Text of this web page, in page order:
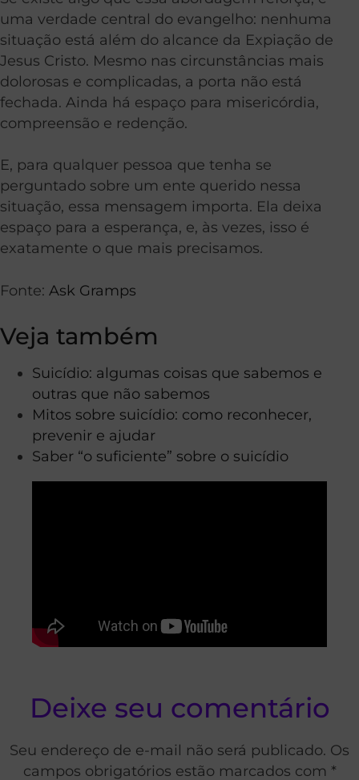
uma verdade central do evangelho: nenhuma
situação está além do alcance da Expiação de
Jesus Cristo. Mesmo nas circunstâncias mais
dolorosas e complicadas, a porta não está
fechada. Ainda há espaço para misericórdia,
compreensão e redenção.
E, para qualquer pessoa que tenha se
perguntado sobre um ente querido nessa
situação, essa mensagem importa. Ela deixa
espaço para a esperança, e, às vezes, isso é
exatamente o que mais precisamos.
Fonte: Ask Gramps
Veja também
Suicídio: algumas coisas que sabemos e
outras que não sabemos
Mitos sobre suicídio: como reconhecer,
prevenir e ajudar
Saber “o suficiente” sobre o suicídio
Deixe seu comentário
Seu endereço de e-mail não será publicado. Os
campos obrigatórios estão marcados com *